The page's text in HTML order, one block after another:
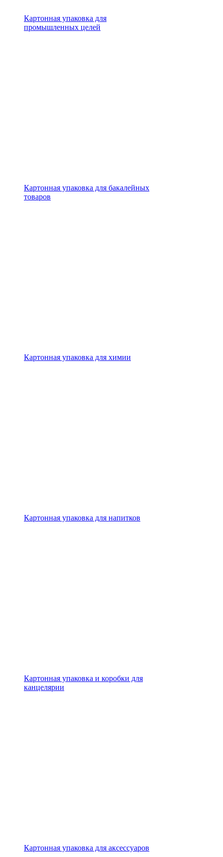
Картонная упаковка для
промышленных целей
Картонная упаковка для бакалейных
товаров
Картонная упаковка для химии
Картонная упаковка для напитков
Картонная упаковка и коробки для
канцелярии
Картонная упаковка для аксессуаров